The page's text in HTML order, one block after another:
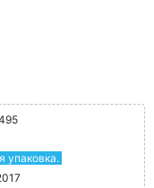
упаковка.